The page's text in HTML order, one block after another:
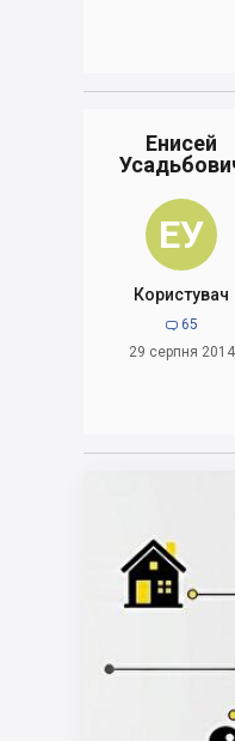
Енисей
ЕУ
Користувач
 65
29 серпня 2014